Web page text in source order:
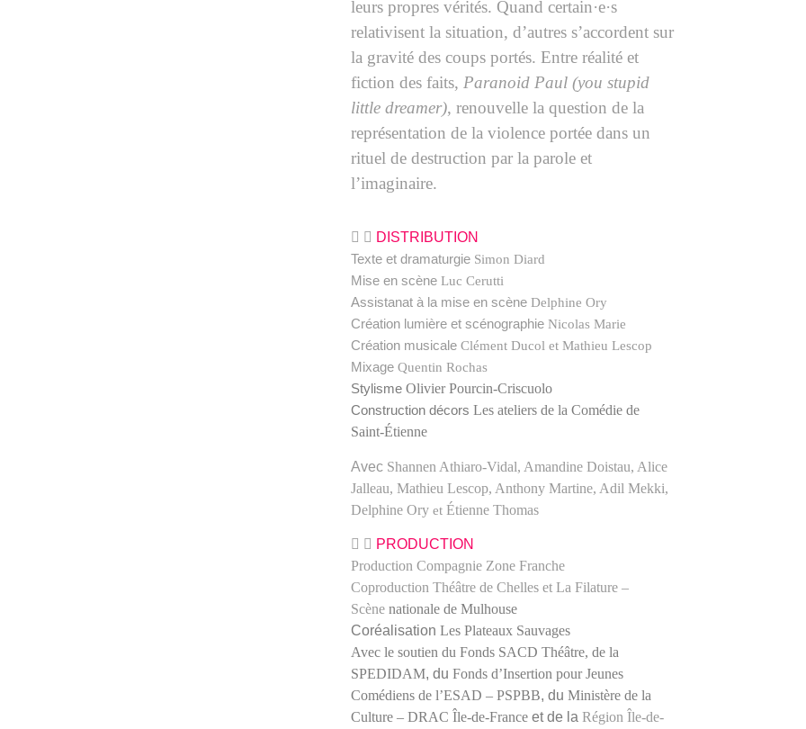
leurs propres vérités. Quand certain·e·s
relativisent la situation, d’autres s’accordent sur
la gravité des coups portés. Entre réalité et
fiction des faits, Paranoid Paul (you stupid
little dreamer), renouvelle la question de la
représentation de la violence portée dans un
rituel de destruction par la parole et
l’imaginaire.
DISTRIBUTION
Texte et dramaturgie Simon Diard
Mise en scène Luc Cerutti
Assistanat à la mise en scène Delphine Ory
Création lumière et scénographie Nicolas Marie
Création musicale Clément Ducol etMathieu Lescop
MixageQuentin Rochas
Stylisme Olivier Pourcin-Criscuolo
Construction décors Les ateliers de la Comédie de
Saint-Étienne
Avec Shannen Athiaro-Vidal, Amandine Doistau, Alice
Jalleau, Mathieu Lescop, Anthony Martine, Adil Mekki,
Delphine Ory et Étienne Thomas
PRODUCTION
Production Compagnie Zone Franche
Coproduction Théâtre de Chelles et La Filature –
Scènenationale de Mulhouse
Coréalisation Les Plateaux Sauvages
Avec le soutien du Fonds SACD Théâtre, de la
SPEDIDAM, du Fonds d’Insertion pour Jeunes
Comédiens de l’ESAD – PSPBB, du Ministère de la
Culture – DRAC Île-de-France et de la Région Île-de-